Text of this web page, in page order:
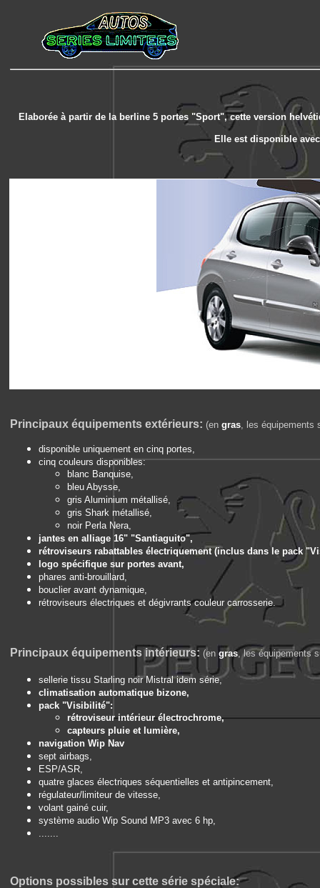
Elaborée à partir de la berline 5 portes "Sport", cette version
Elle est disponible
Principaux équipements extérieurs: (en gras, les équipements
disponible uniquement en cinq portes,
cinq couleurs disponibles:
blanc Banquise,
bleu Abysse,
gris Aluminium métallisé,
gris Shark métallisé,
noir Perla Nera,
jantes en alliage 16" "Santiaguito",
rétroviseurs rabattables électriquement (inclus dans le pack
logo spécifique sur portes avant,
phares anti-brouillard,
bouclier avant dynamique,
rétroviseurs électriques et dégivrants couleur carrosserie.
Principaux équipements intérieurs: (en gras, les équipements
sellerie tissu Starling noir Mistral idem série,
climatisation automatique bizone,
pack "Visibilité":
rétroviseur intérieur électrochrome,
capteurs pluie et lumière,
navigation Wip Nav
sept airbags,
ESP/ASR,
quatre glaces électriques séquentielles et antipincement,
régulateur/limiteur de vitesse,
volant gainé cuir,
système audio Wip Sound MP3 avec 6 hp,
.......
Options possibles sur cette série spéciale: